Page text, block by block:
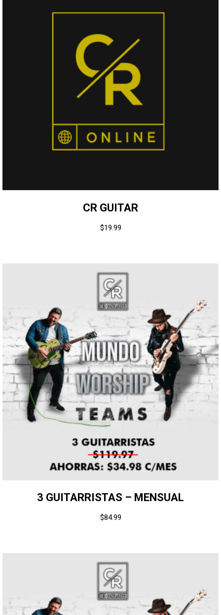
CR GUITAR
$19.99
3 GUITARRISTAS – MENSUAL
$84.99